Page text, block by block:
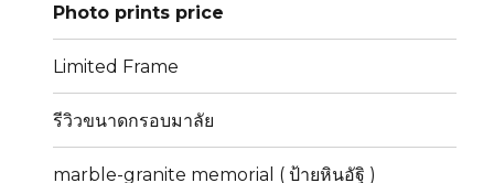
Photo prints price
Limited Frame
รีวิวขนาดกรอบมาลัย
marble-granite memorial ( ป้ายหินอัฐิ )